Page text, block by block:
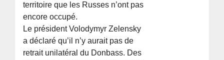
territoire que les Russes n’ont pas
encore occupé.
Le président Volodymyr Zelensky
a déclaré qu’il n’y aurait pas de
retrait unilatéral du Donbass. Des